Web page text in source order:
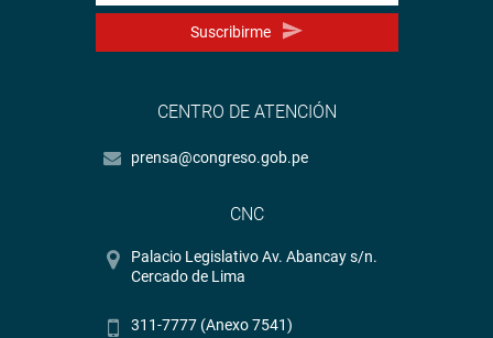
Suscribirme
CENTRO DE ATENCIÓN
prensa@congreso.gob.pe
CNC
Palacio Legislativo Av. Abancay s/n.
Cercado de Lima
311-7777 (Anexo 7541)